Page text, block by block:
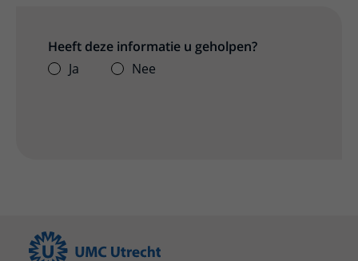
Heeft deze informatie u geholpen?
Ja
Nee